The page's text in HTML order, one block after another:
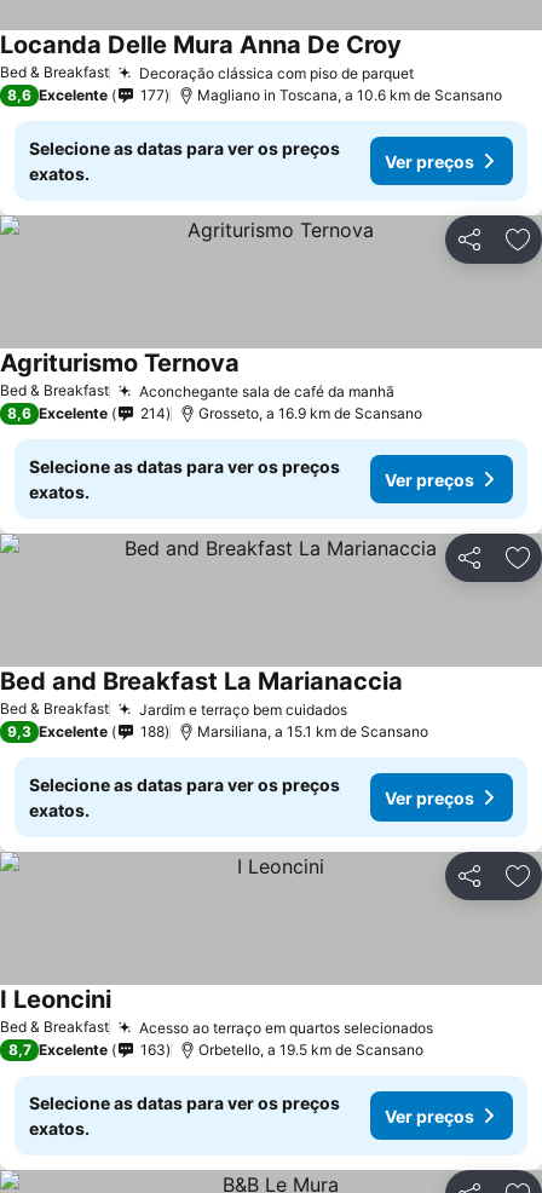
Bed & Breakfast Decoração clássica com piso de parquet
Locanda Delle Mura Anna De Croy
8,6 Excelente 177 Magliano in Toscana, a 10.6 km de Scansano
Selecione as datas para ver os preços
exatos.
Ver preços
Partilhar
Bed & Breakfast Aconchegante sala de café da manhã
Agriturismo Ternova
8,6 Excelente 214 Grosseto, a 16.9 km de Scansano
Selecione as datas para ver os preços
exatos.
Ver preços
Partilhar
Bed & Breakfast Jardim e terraço bem cuidados
Bed and Breakfast La Marianaccia
9,3 Excelente 188 Marsiliana, a 15.1 km de Scansano
Selecione as datas para ver os preços
exatos.
Ver preços
Partilhar
Bed & Breakfast Acesso ao terraço em quartos selecionados
I Leoncini
8,7 Excelente 163 Orbetello, a 19.5 km de Scansano
Selecione as datas para ver os preços
exatos.
Ver preços